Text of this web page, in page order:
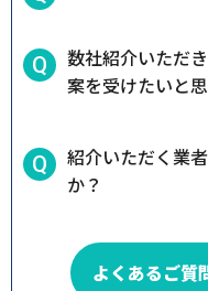
数社紹介いただ
案を受けたいと思
紹介いただく業
か？
よくあるご質